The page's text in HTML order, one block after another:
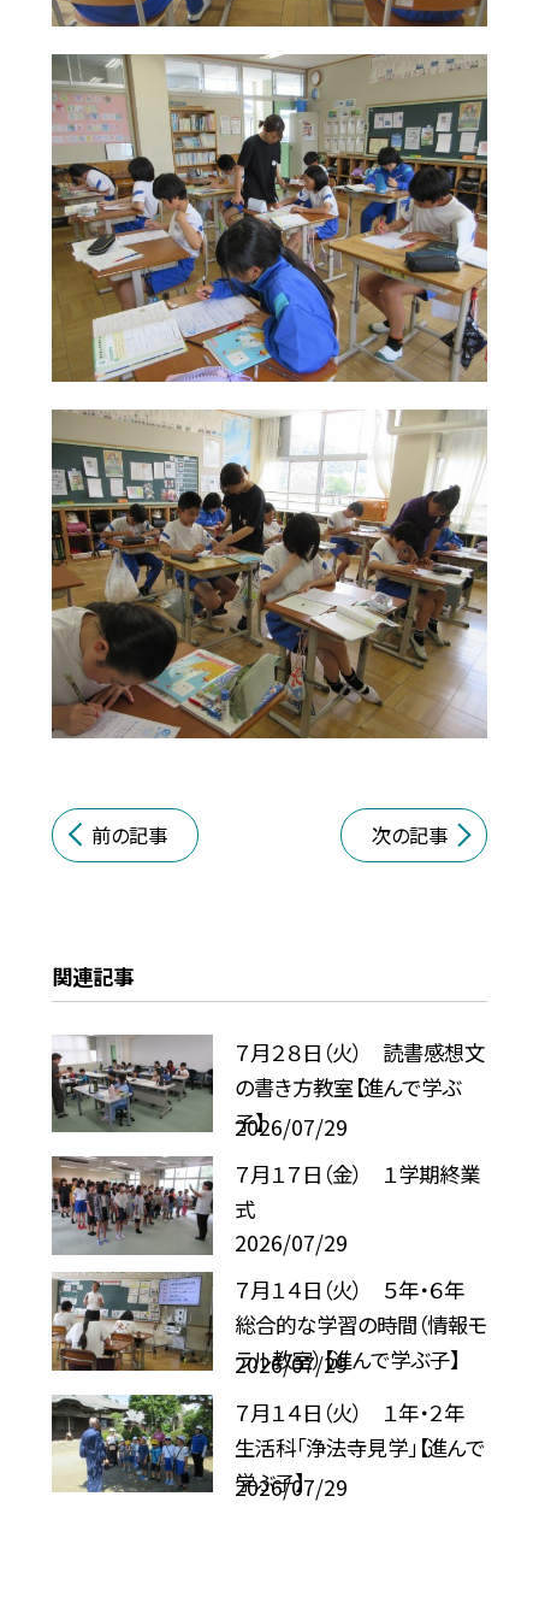
前の記事 次の記事
関連記事
７月２８日（火） 読書感想文
の書き方教室【進んで学ぶ
子】
2026/07/29
７月１７日（金） １学期終業
式
2026/07/29
７月１４日（火） ５年・６年
総合的な学習の時間（情報モ
ラル教室）【進んで学ぶ子】
2026/07/29
７月１４日（火） １年・２年
生活科「浄法寺見学」【進んで
学ぶ子】
2026/07/29